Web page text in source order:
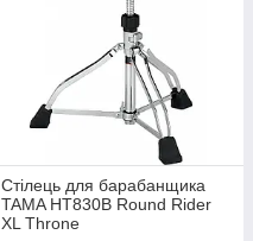
Стілець для барабанщика
TAMA HT830B Round Rider
XL Throne